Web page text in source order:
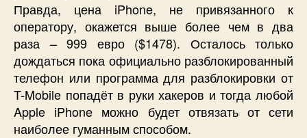
Правда, цена iPhone, не привязанного к
оператору, окажется выше более чем в два
раза – 999 евро ($1478). Осталось только
дождаться пока официально разблокированный
телефон или программа для разблокировки от
T-Mobile попадёт в руки хакеров и тогда любой
Apple iPhone можно будет отвязать от сети
наиболее гуманным способом.